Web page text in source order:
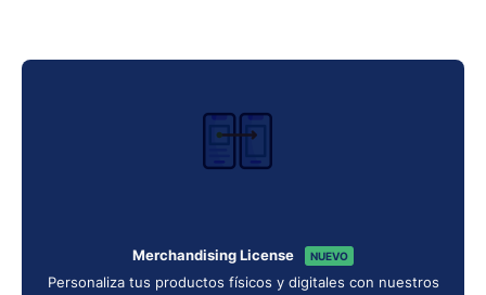
Merchandising License NUEVO
Personaliza tus productos físicos y digitales con nuestros